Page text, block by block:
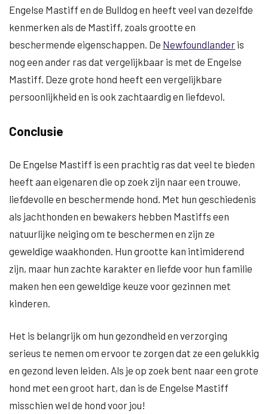
Engelse Mastiff en de Bulldog en heeft veel van dezelfde
kenmerken als de Mastiff, zoals grootte en
beschermende eigenschappen. De Newfoundlander is
nog een ander ras dat vergelijkbaar is met de Engelse
Mastiff. Deze grote hond heeft een vergelijkbare
persoonlijkheid en is ook zachtaardig en liefdevol.
Conclusie
De Engelse Mastiff is een prachtig ras dat veel te bieden
heeft aan eigenaren die op zoek zijn naar een trouwe,
liefdevolle en beschermende hond. Met hun geschiedenis
als jachthonden en bewakers hebben Mastiffs een
natuurlijke neiging om te beschermen en zijn ze
geweldige waakhonden. Hun grootte kan intimiderend
zijn, maar hun zachte karakter en liefde voor hun familie
maken hen een geweldige keuze voor gezinnen met
kinderen.
Het is belangrijk om hun gezondheid en verzorging
serieus te nemen om ervoor te zorgen dat ze een gelukkig
en gezond leven leiden. Als je op zoek bent naar een grote
hond met een groot hart, dan is de Engelse Mastiff
misschien wel de hond voor jou!